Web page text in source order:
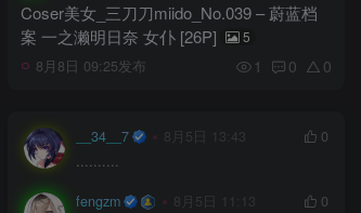
Coser美女_三刀刀miido_No.039 – 蔚蓝档
案 一之濑明日奈 女仆 [26P]
5
8月8日 09:25发布 1 0 0
__34__7 8月5日 13:43
0
..........
fengzm 8月5日 11:13 0